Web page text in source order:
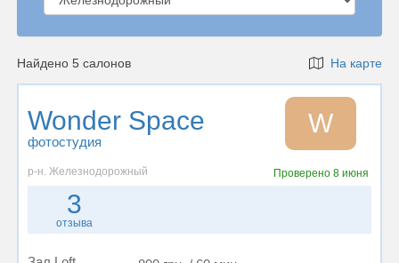
Найдено 5 салонов На карте
Wonder Space
фотостудия
W
р-н. Железнодорожный Проверено 8 июня
3
отзыва